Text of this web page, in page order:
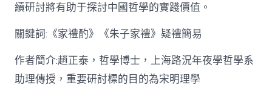
思
中
續研討將有助于探討中國哲學的實踐價值。
關鍵詞:《家禮酌》《朱子家禮》疑禮簡易
作者簡介:趙正泰，哲學博士，上海路況年夜學哲學系
助理傳授，重要研討標的目的為宋明理學